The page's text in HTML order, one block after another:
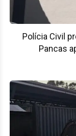
Polícia Civil
Pancas